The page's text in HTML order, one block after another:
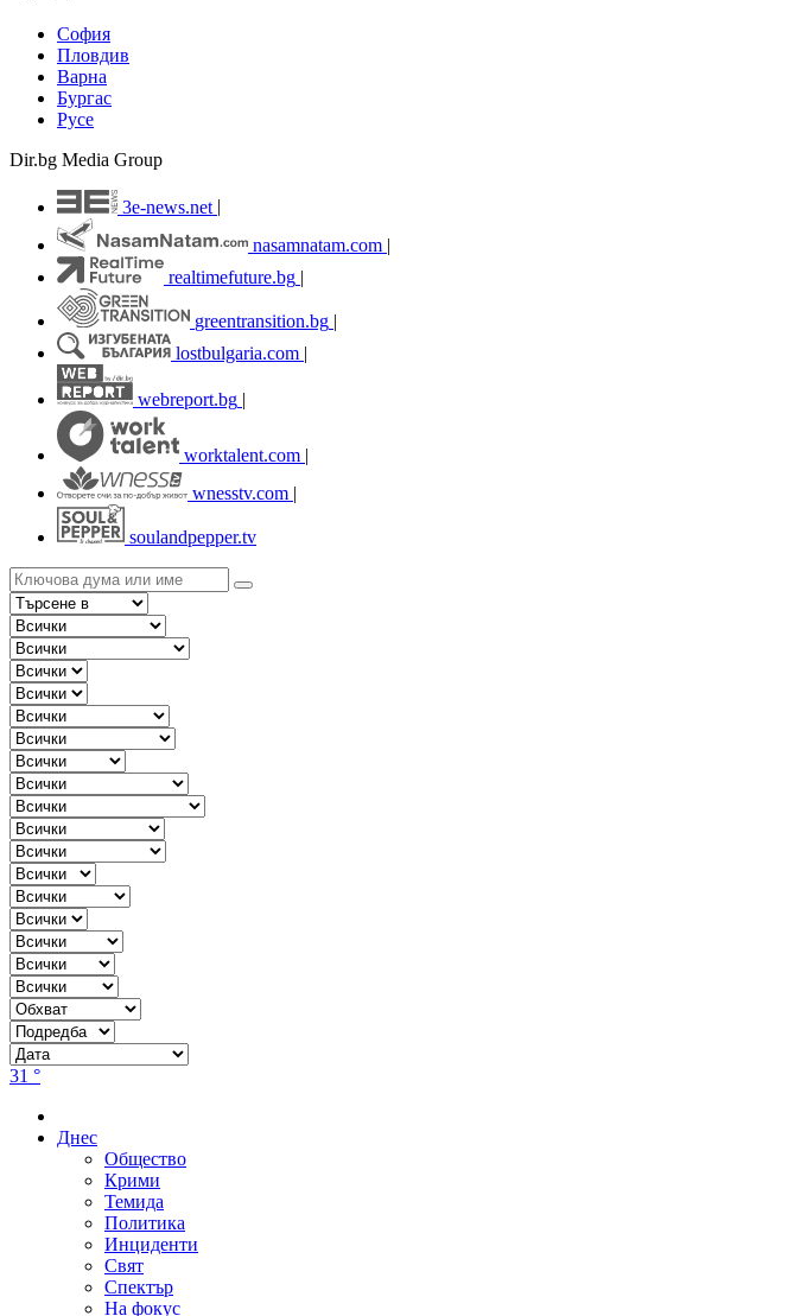
София
Пловдив
Варна
Бургас
Русе
Dir.bg Media Group
3e-news.net
nasamnatam.com |
realtimefuture.bg |
greentransition.bg |
lostbulgaria.com |
webreport.bg |
worktalent.com |
wnesstv.com |
soulandpepper.tv
31 °
Днес
Общество
Крими
Темида
Политика
Инциденти
Свят
Спектър
На фокус